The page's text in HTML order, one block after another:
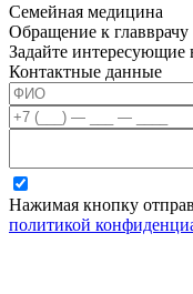
Семейная медицина
Обращение к главврачу
Задайте интересующие
Контактные данные
Нажимая кнопку
политикой